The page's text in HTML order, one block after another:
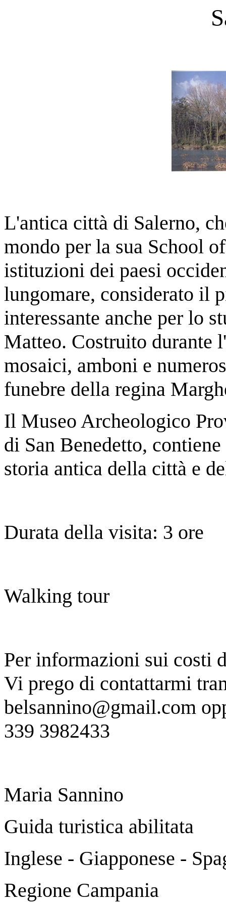
L'antica città di Salerno,
mondo per la sua School
istituzioni dei paesi
lungomare, considerato il
interessante anche per lo
Matteo. Costruito durante
mosaici, amboni e
funebre della regina
Il Museo Archeologico
di San Benedetto,
storia antica della città e
Durata della visita: 3 ore
Walking tour
Per informazioni sui costi
Vi prego di contattarmi
belsannino@gmail.com
339 3982433
Maria Sannino
Guida turistica abilitata
Inglese - Giapponese -
Regione Campania